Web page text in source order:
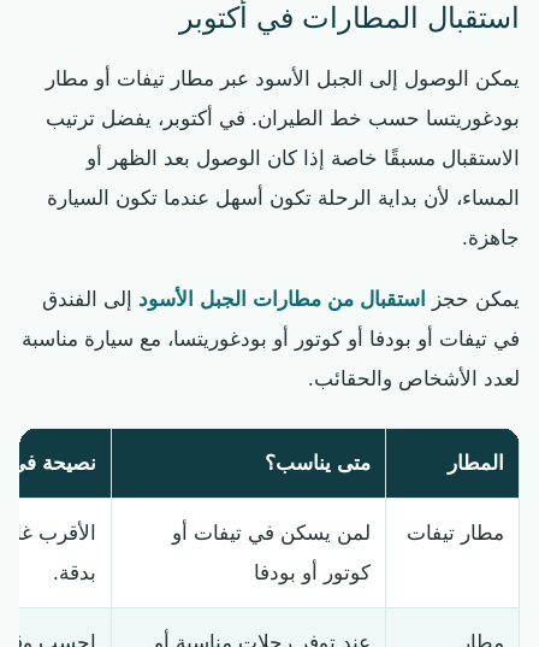
استقبال المطارات في أكتوبر
يمكن الوصول إلى الجبل الأسود عبر مطار تيفات أو مطار
بودغوريتسا حسب خط الطيران. في أكتوبر، يفضل ترتيب
الاستقبال مسبقًا خاصة إذا كان الوصول بعد الظهر أو
المساء، لأن بداية الرحلة تكون أسهل عندما تكون السيارة
جاهزة.
يمكن حجز استقبال من مطارات الجبل الأسود إلى الفندق
في تيفات أو بودفا أو كوتور أو بودغوريتسا، مع سيارة مناسبة
لعدد الأشخاص والحقائب.
المطار متى يناسب؟ نصيحة في
مطار تيفات
لمن يسكن في تيفات أو
كوتور أو بودفا
الأقرب
بدقة.